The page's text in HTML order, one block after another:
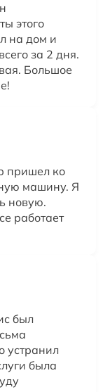
этого
на дом и
за 2 дня.
Большое
пришел ко
машину. Я
новую.
работает
был
устранил
была